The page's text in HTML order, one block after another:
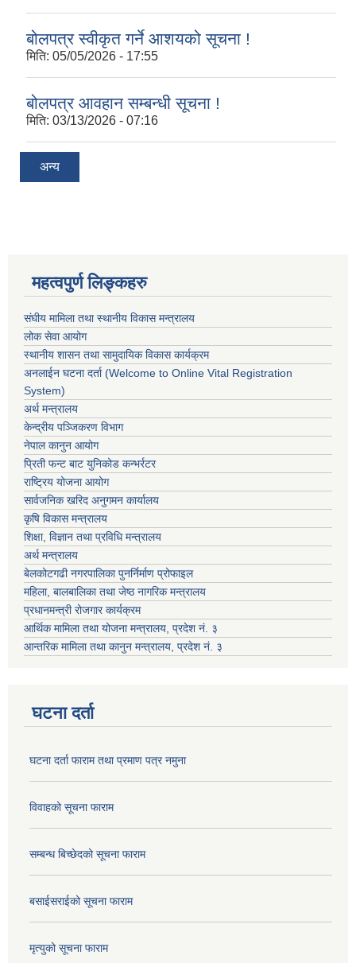
बोलपत्र स्वीकृत गर्ने आशयको सूचना !
मिति: 05/05/2026 - 17:55
बोलपत्र आवहान सम्बन्धी सूचना !
मिति: 03/13/2026 - 07:16
अन्य
महत्वपुर्ण लिङ्कहरु
संघीय मामिला तथा स्थानीय विकास मन्त्रालय
लोक सेवा आयोग
स्थानीय शासन तथा सामुदायिक विकास कार्यक्रम
अनलाईन घटना दर्ता (Welcome to Online Vital Registration
System)
अर्थ मन्त्रालय
केन्द्रीय पञ्जिकरण विभाग
नेपाल कानुन आयोग
प्रिती फन्ट बाट युनिकोड कन्भर्रटर
राष्ट्रिय योजना आयोग
सार्वजनिक खरिद अनुगमन कार्यालय
कृषि विकास मन्त्रालय
शिक्षा, विज्ञान तथा प्रविधि मन्त्रालय
अर्थ मन्त्रालय
बेलकोटगढी नगरपालिका पुनर्निर्माण प्रोफाइल
महिला, बालबालिका तथा जेष्ठ नागरिक मन्त्रालय
प्रधानमन्त्री रोजगार कार्यक्रम
आर्थिक मामिला तथा योजना मन्त्रालय, प्रदेश नं. ३
आन्तरिक मामिला तथा कानुन मन्त्रालय, प्रदेश नं. ३
घटना दर्ता
घटना दर्ता फाराम तथा प्रमाण पत्र नमुना
विवाहको सूचना फाराम
सम्बन्ध बिच्छेदको सूचना फाराम
बसाईसराईको सूचना फाराम
मृत्युको सूचना फाराम